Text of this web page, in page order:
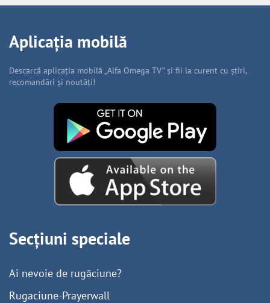
Aplicația mobilă
Descarcă aplicația mobilă „Alfa Omega TV” și fii la curent cu știri,
recomandări și noutăți!
Secțiuni speciale
Ai nevoie de rugăciune?
Rugaciune-Prayerwall